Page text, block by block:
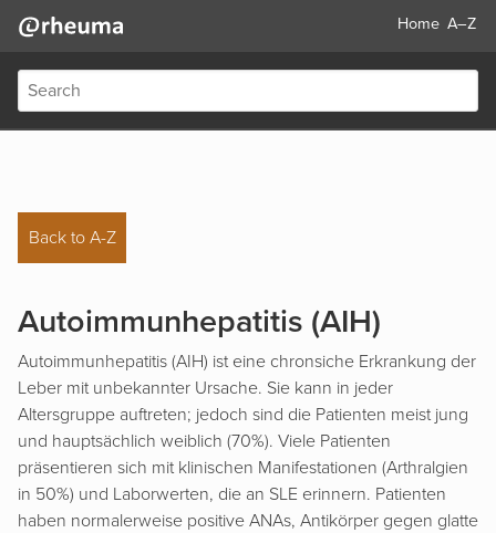
Home A–Z
Back to A-Z
Autoimmunhepatitis (AIH)
Autoimmunhepatitis (AIH) ist eine chronsiche Erkrankung der
Leber mit unbekannter Ursache. Sie kann in jeder
Altersgruppe auftreten; jedoch sind die Patienten meist jung
und hauptsächlich weiblich (70%). Viele Patienten
präsentieren sich mit klinischen Manifestationen (Arthralgien
in 50%) und Laborwerten, die an SLE erinnern. Patienten
haben normalerweise positive ANAs, Antikörper gegen glatte